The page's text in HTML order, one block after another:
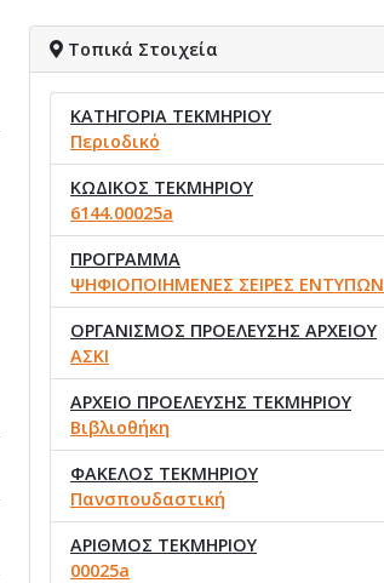
Τοπικά Στοιχεία
ΚΑΤΗΓΟΡΙΑ ΤΕΚΜΗΡΙΟΥ
Περιοδικό
ΚΩΔΙΚΟΣ ΤΕΚΜΗΡΙΟΥ
6144.00025a
ΠΡΟΓΡΑΜΜΑ
ΨΗΦΙΟΠΟΙΗΜΕΝΕΣ ΣΕΙΡΕΣ ΕΝΤΥΠΩΝ
ΟΡΓΑΝΙΣΜΟΣ ΠΡΟΕΛΕΥΣΗΣ ΑΡΧΕΙΟΥ
ΑΣΚΙ
ΑΡΧΕΙΟ ΠΡΟΕΛΕΥΣΗΣ ΤΕΚΜΗΡΙΟΥ
Βιβλιοθήκη
ΦΑΚΕΛΟΣ ΤΕΚΜΗΡΙΟΥ
Πανσπουδαστική
ΑΡΙΘΜΟΣ ΤΕΚΜΗΡΙΟΥ
00025a